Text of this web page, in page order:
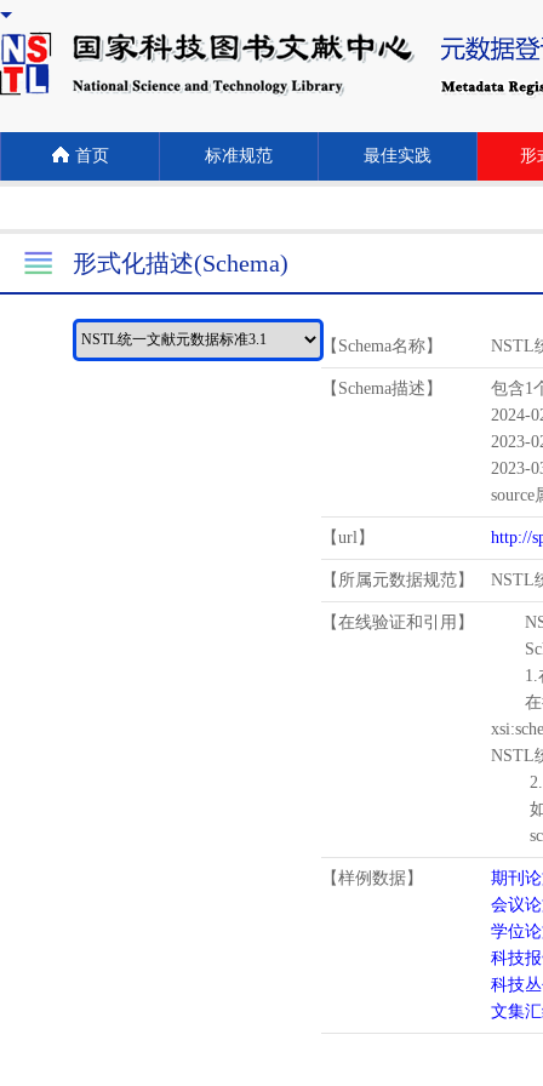
首页 标准规范 最佳实践 形
形式化描述(Schema)
【Schema名称】 NSTL
【Schema描述】
包含1
2024-
2023-
2023-
source
【url】 http://
【所属元数据规范】 NSTL
【在线验证和引用】
1.
在待
NSTL
2.
如需
【样例数据】
期刊
会议
学位
科技
科技
文集